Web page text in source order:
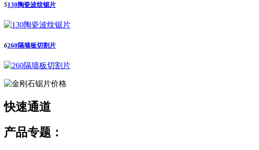
5130陶瓷波纹锯片
6260隔墙板切割片
快速通道
产品专题：